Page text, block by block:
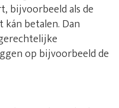
bijvoorbeeld als de
betalen. Dan
op bijvoorbeeld de